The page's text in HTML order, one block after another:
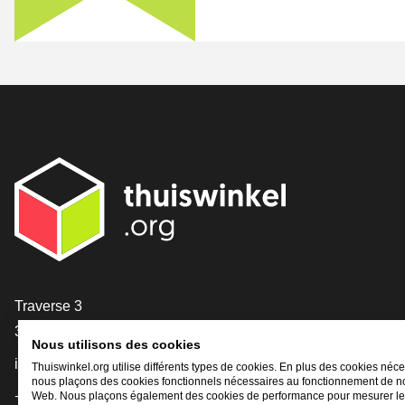
[_General:Contact]
Traverse 3
3905 NL Veenendaal
info@thuiswinkel.org
+31 (0)318 64 85 75
Nous utilisons des cookies
Thuiswinkel.org utilise différents types de cookies. En plus des cookies
nous plaçons des cookies fonctionnels nécessaires au fonctionnement de
Web. Nous plaçons également des cookies de performance pour mesurer